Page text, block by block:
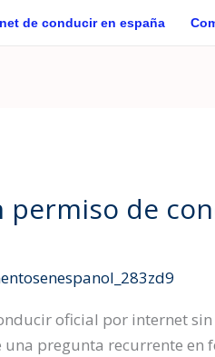
de conducir en españa
permiso de
oficial por internet
pregunta recurrente en